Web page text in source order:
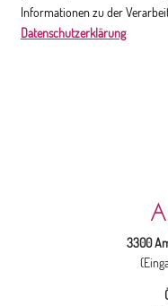
Informationen zu der
Datenschutzerklärung
3300